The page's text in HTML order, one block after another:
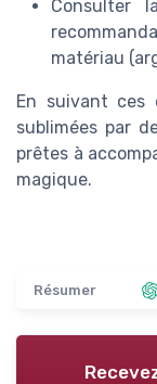
Consulter
matériau
En suivant ces
sublimées par
prêtes à
magique.
Résumer